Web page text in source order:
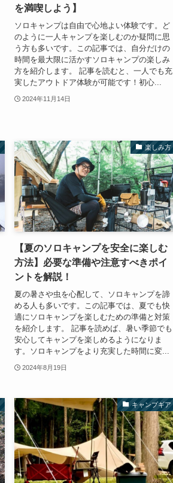
を満喫しよう】
ソロキャンプは自由で心地よい体験です。ど
のように一人キャンプを楽しむのか疑問に思
う方も多いです。この記事では、自分だけの
時間を最大限に活かすソロキャンプの楽しみ
方を紹介します。 記事を読むと、一人でも充
実したアウトドア体験が可能です！初心...
2024年11月14日
楽しみ方
【夏のソロキャンプを安全に楽しむ
方法】必要な準備や注意すべきポイ
ントを解説！
夏の暑さや虫を心配して、ソロキャンプを諦
める人も多いです。この記事では、夏でも快
適にソロキャンプを楽しむための準備と対策
を紹介します。 記事を読めば、暑い季節でも
安心してキャンプを楽しめるようになりま
す。ソロキャンプをより充実した時間に変...
2024年8月19日
キャンプギア